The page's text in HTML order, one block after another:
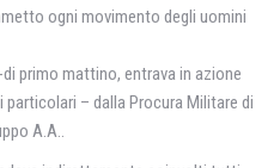
ogni movimento degli uomini
primo mattino, entrava in azione
– dalla Procura Militare di
A.A..